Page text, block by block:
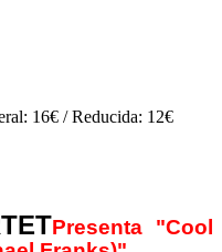
16€ / Reducida: 12€
Presenta "Cool